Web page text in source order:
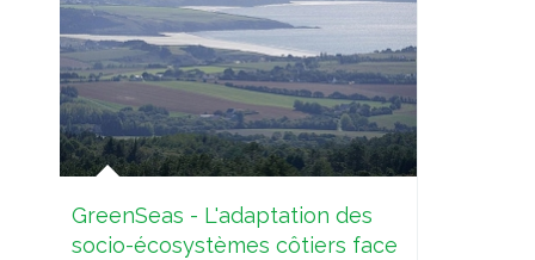
GreenSeas - L'adaptation des
socio-écosystèmes côtiers face